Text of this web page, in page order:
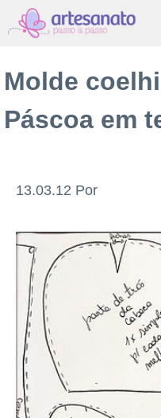
Pular
para
conteúdo
Molde
Páscoa em
13.03.12 Por